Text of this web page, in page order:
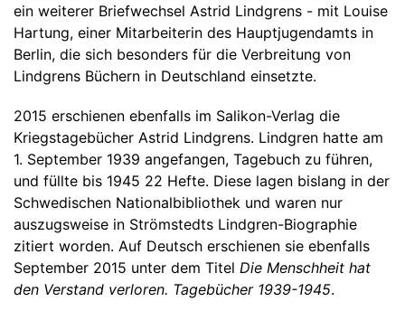
ein weiterer Briefwechsel Astrid Lindgrens - mit Louise
Hartung, einer Mitarbeiterin des Hauptjugendamts in
Berlin, die sich besonders für die Verbreitung von
Lindgrens Büchern in Deutschland einsetzte.
2015 erschienen ebenfalls im Salikon-Verlag die
Kriegstagebücher Astrid Lindgrens. Lindgren hatte am
1. September 1939 angefangen, Tagebuch zu führen,
und füllte bis 1945 22 Hefte. Diese lagen bislang in der
Schwedischen Nationalbibliothek und waren nur
auszugsweise in Strömstedts Lindgren-Biographie
zitiert worden. Auf Deutsch erschienen sie ebenfalls
September 2015 unter dem Titel Die Menschheit hat
den Verstand verloren. Tagebücher 1939-1945.